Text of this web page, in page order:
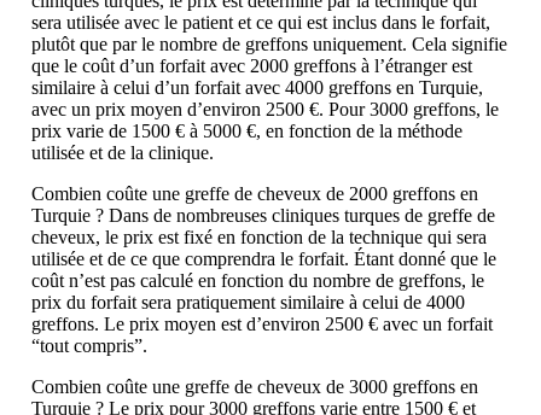
sera utilisée avec le patient et ce qui est inclus dans le forfait,
plutôt que par le nombre de greffons uniquement. Cela signifie
que le coût d’un forfait avec 2000 greffons à l’étranger est
similaire à celui d’un forfait avec 4000 greffons en Turquie,
avec un prix moyen d’environ 2500 €. Pour 3000 greffons, le
prix varie de 1500 € à 5000 €, en fonction de la méthode
utilisée et de la clinique.
Combien coûte une greffe de cheveux de 2000 greffons en
Turquie ? Dans de nombreuses cliniques turques de greffe de
cheveux, le prix est fixé en fonction de la technique qui sera
utilisée et de ce que comprendra le forfait. Étant donné que le
coût n’est pas calculé en fonction du nombre de greffons, le
prix du forfait sera pratiquement similaire à celui de 4000
greffons. Le prix moyen est d’environ 2500 € avec un forfait
“tout compris”.
Combien coûte une greffe de cheveux de 3000 greffons en
Turquie ? Le prix pour 3000 greffons varie entre 1500 € et